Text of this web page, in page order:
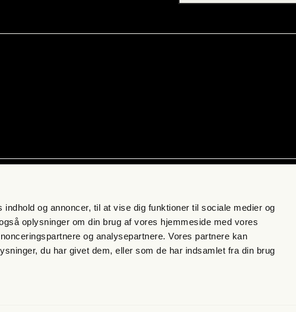
og annoncer, til at vise dig funktioner til sociale medier og
oplysninger om din brug af vores hjemmeside med vores
og analysepartnere. Vores partnere kan
du har givet dem, eller som de har indsamlet fra din brug
Send et tip
Kon­takt os